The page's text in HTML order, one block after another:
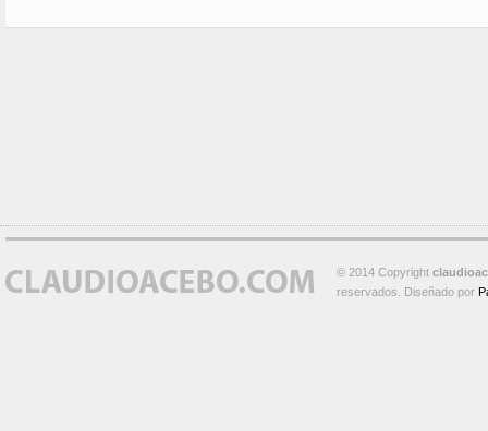
© 2014 Copyright
reservados. Diseñado por